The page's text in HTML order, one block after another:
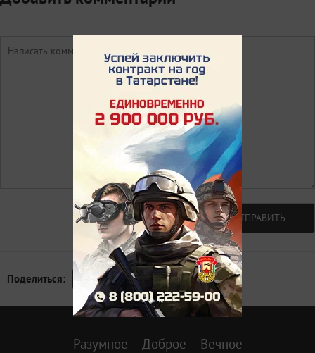
Авторизоваться ОТПРАВИТЬ
Поделиться:
Разумное Доброе Вечное